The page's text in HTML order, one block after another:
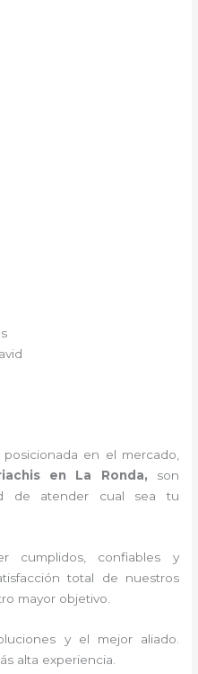
en el mercado,
en La Ronda, son
de atender cual sea tu
cumplidos, confiables y
total de nuestros
mayor objetivo.
y el mejor aliado.
alta experiencia.